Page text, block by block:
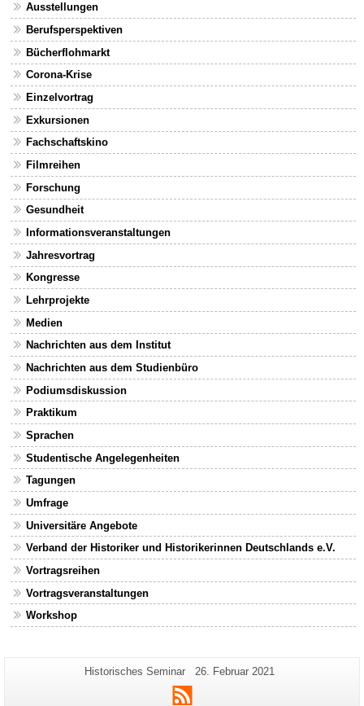
Ausstellungen
Berufsperspektiven
Bücherflohmarkt
Corona-Krise
Einzelvortrag
Exkursionen
Fachschaftskino
Filmreihen
Forschung
Gesundheit
Informationsveranstaltungen
Jahresvortrag
Kongresse
Lehrprojekte
Medien
Nachrichten aus dem Institut
Nachrichten aus dem Studienbüro
Podiumsdiskussion
Praktikum
Sprachen
Studentische Angelegenheiten
Tagungen
Umfrage
Universitäre Angebote
Verband der Historiker und Historikerinnen Deutschlands e.V.
Vortragsreihen
Vortragsveranstaltungen
Workshop
Zusätzliche
Informationen
Seiten-
Historisches Seminar
Letzte
26. Februar 2021
RSS